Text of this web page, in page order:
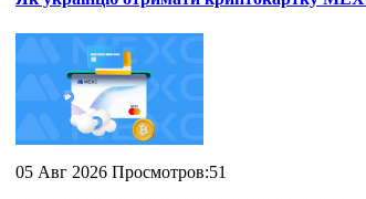
05 Авг 2026 Просмотров:51